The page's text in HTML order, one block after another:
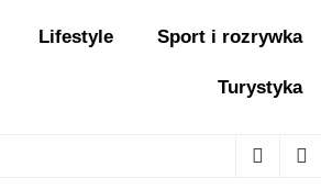
Lifestyle Sport i rozrywka
Turystyka